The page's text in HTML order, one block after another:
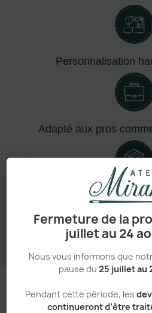
Fermeture de la
juillet au 24
Nous vous informons que
pause du 25 juillet au
Pendant cette période, les
continueront d’être
Personnalisation
Adapté aux pros
Sans minimum de